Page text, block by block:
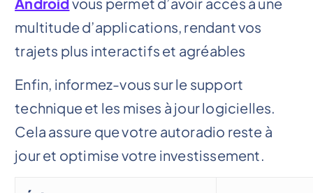
multitude d’applications, rendant vos
trajets plus interactifs et agréables
Enfin, informez-vous sur le support
technique et les mises à jour logicielles.
Cela assure que votre autoradio reste à
jour et optimise votre investissement.